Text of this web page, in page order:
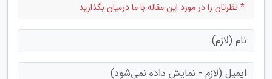
* نظرتان را در مورد این مقاله با ما درمیان بگذارید